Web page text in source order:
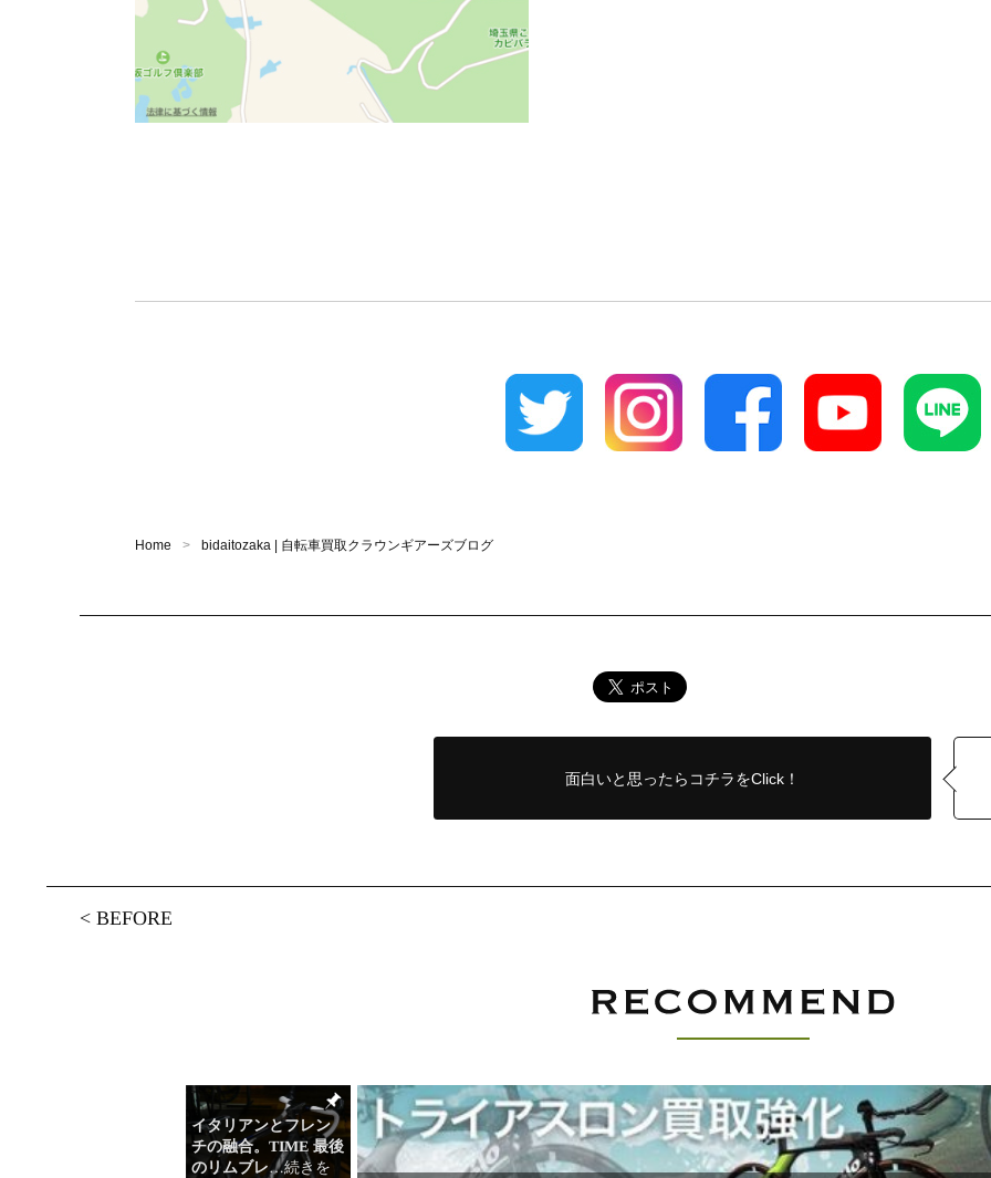
Home bidaitozaka | 自転車買取クラウンギアーズブログ
面白いと思ったら コチラをClick！
<BEFORE
イタリアンとフレン
チの融合。TIME 最後
のリムブレ…続きを